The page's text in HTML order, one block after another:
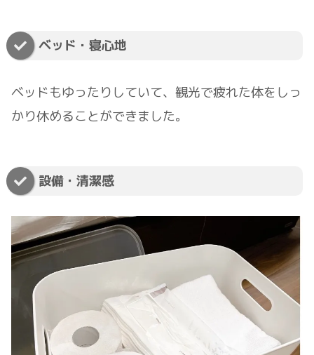
ベッド・寝心地
ベッドもゆったりしていて、観光で疲れた体をしっ
かり休めることができました。
設備・清潔感